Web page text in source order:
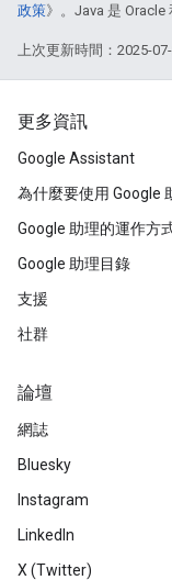
政策》。Java 是 Oracle
上次更新時間：2025-
更多資訊
Google Assistant
為什麼要使用 Google
Google 助理的運作方
Google 助理目錄
支援
社群
論壇
網誌
Bluesky
Instagram
LinkedIn
X (Twitter)